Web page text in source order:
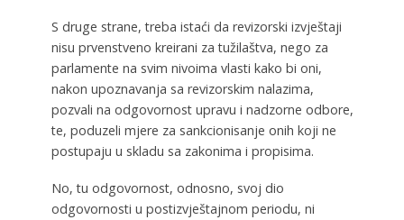
S druge strane, treba istaći da revizorski izvještaji
nisu prvenstveno kreirani za tužilaštva, nego za
parlamente na svim nivoima vlasti kako bi oni,
nakon upoznavanja sa revizorskim nalazima,
pozvali na odgovornost upravu i nadzorne odbore,
te, poduzeli mjere za sankcionisanje onih koji ne
postupaju u skladu sa zakonima i propisima.
No, tu odgovornost, odnosno, svoj dio
odgovornosti u postizvještajnom periodu, ni